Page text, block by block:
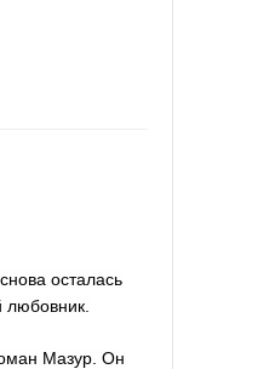
осталась
Мазур. Он